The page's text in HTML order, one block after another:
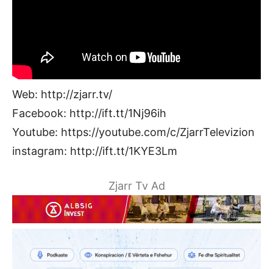
Web: http://zjarr.tv/
Facebook: http://ift.tt/1Nj96ih
Youtube: https://youtube.com/c/ZjarrTelevizion
instagram: http://ift.tt/1KYE3Lm
Zjarr Tv Ad